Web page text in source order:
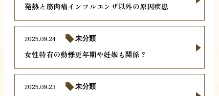
発熱と筋肉痛インフルエンザ以外の原因疾患
女性特有の動悸更年期や妊娠も関係？
2025.09.24 未分類
2025.09.23 未分類